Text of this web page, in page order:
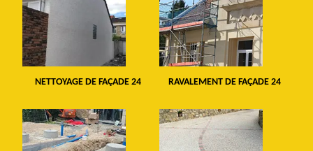
NETTOYAGE DE FAÇADE 24 RAVALEMENT DE FAÇADE 24